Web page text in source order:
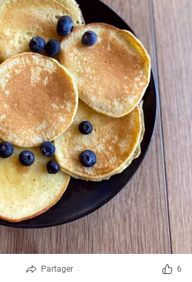
Partager 6